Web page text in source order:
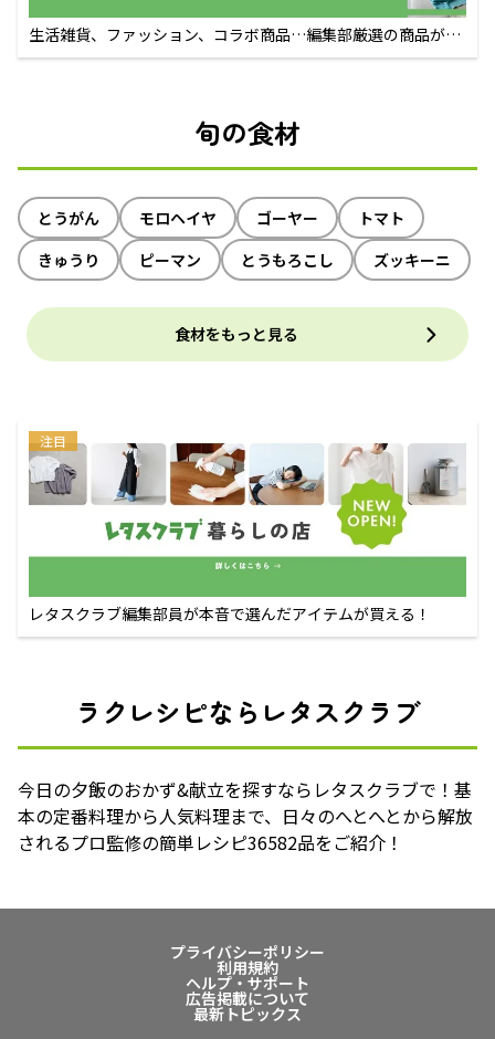
生活雑貨、ファッション、コラボ商品…編集部厳選の商品が買
えるECサイト
旬の食材
とうがん モロヘイヤ ゴーヤー
トマト
きゅうり
ピーマン とうもろこし ズッキーニ
食材をもっと見る
注目
レタスクラブ編集部員が本音で選んだアイテムが買える！
ラクレシピならレタスクラブ
今日の夕飯のおかず&献立を探すならレタスクラブで！基
本の定番料理から人気料理まで、日々のへとへとから解放
されるプロ監修の簡単レシピ36582品をご紹介！
プライバシーポリシー
利用規約
ヘルプ・サポート
広告掲載について
最新トピックス